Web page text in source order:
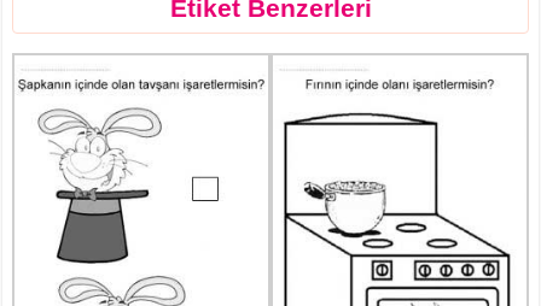
Etiket Benzerleri